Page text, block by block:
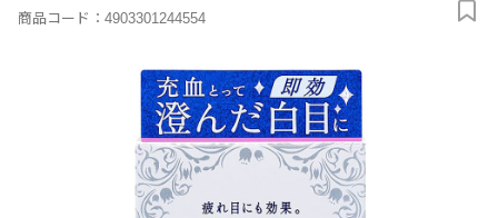
商品コード： 4903301244554